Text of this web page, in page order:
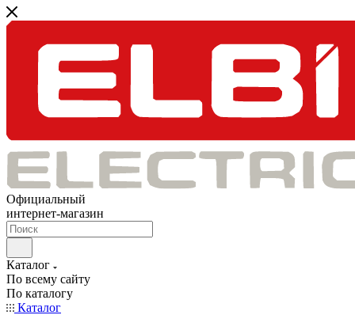
Официальный
интернет-магазин
Каталог
По всему сайту
По каталогу
Каталог